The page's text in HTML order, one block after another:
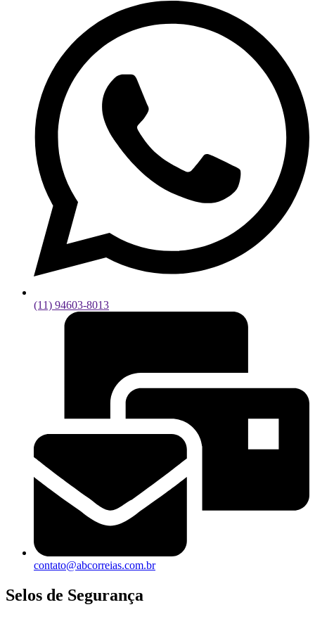
(11) 94603-8013
contato@abcorreias.com.br
Selos de Segurança